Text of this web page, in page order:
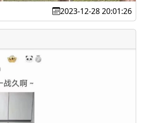
2023-12-28 20:01:26